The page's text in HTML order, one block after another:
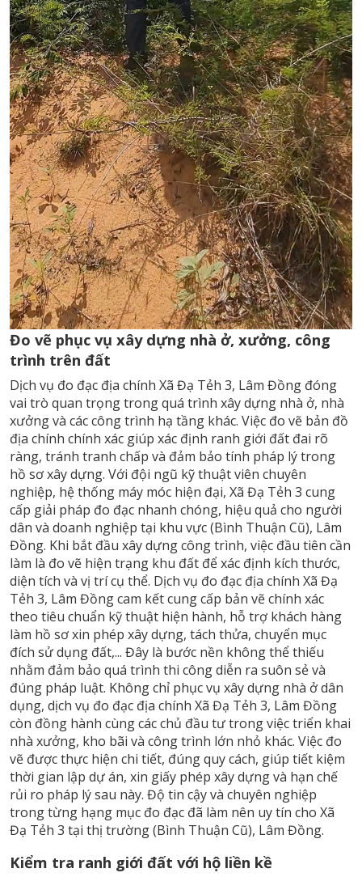
Đo vẽ phục vụ xây dựng nhà ở, xưởng, công
trình trên đất
Dịch vụ đo đạc địa chính Xã Đạ Tẻh 3, Lâm Đồng đóng
vai trò quan trọng trong quá trình xây dựng nhà ở, nhà
xưởng và các công trình hạ tầng khác. Việc đo vẽ bản đồ
địa chính chính xác giúp xác định ranh giới đất đai rõ
ràng, tránh tranh chấp và đảm bảo tính pháp lý trong
hồ sơ xây dựng. Với đội ngũ kỹ thuật viên chuyên
nghiệp, hệ thống máy móc hiện đại, Xã Đạ Tẻh 3 cung
cấp giải pháp đo đạc nhanh chóng, hiệu quả cho người
dân và doanh nghiệp tại khu vực (Bình Thuận Cũ), Lâm
Đồng. Khi bắt đầu xây dựng công trình, việc đầu tiên cần
làm là đo vẽ hiện trạng khu đất để xác định kích thước,
diện tích và vị trí cụ thể. Dịch vụ đo đạc địa chính Xã Đạ
Tẻh 3, Lâm Đồng cam kết cung cấp bản vẽ chính xác
theo tiêu chuẩn kỹ thuật hiện hành, hỗ trợ khách hàng
làm hồ sơ xin phép xây dựng, tách thửa, chuyển mục
đích sử dụng đất,... Đây là bước nền không thể thiếu
nhằm đảm bảo quá trình thi công diễn ra suôn sẻ và
đúng pháp luật. Không chỉ phục vụ xây dựng nhà ở dân
dụng, dịch vụ đo đạc địa chính Xã Đạ Tẻh 3, Lâm Đồng
còn đồng hành cùng các chủ đầu tư trong việc triển khai
nhà xưởng, kho bãi và công trình lớn nhỏ khác. Việc đo
vẽ được thực hiện chi tiết, đúng quy cách, giúp tiết kiệm
thời gian lập dự án, xin giấy phép xây dựng và hạn chế
rủi ro pháp lý sau này. Độ tin cậy và chuyên nghiệp
trong từng hạng mục đo đạc đã làm nên uy tín cho Xã
Đạ Tẻh 3 tại thị trường (Bình Thuận Cũ), Lâm Đồng.
Kiểm tra ranh giới đất với hộ liền kề